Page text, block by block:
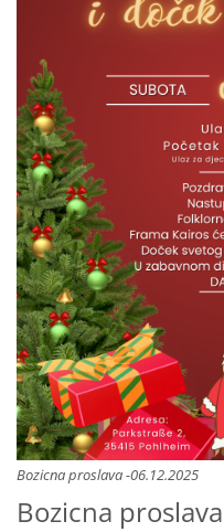
Bozicna proslava -06.12.2025
Bozicna